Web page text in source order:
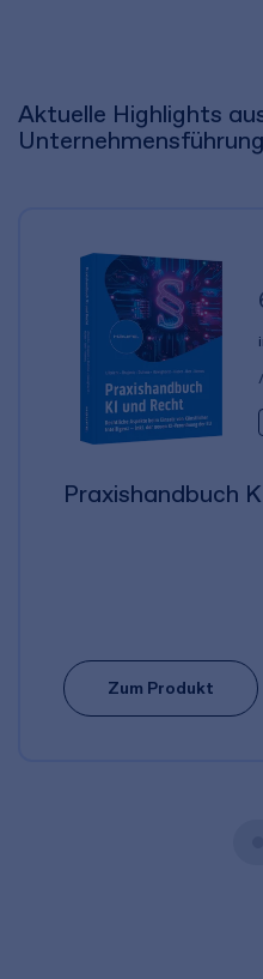
Aktuelle Highlights
Unternehmensführung
Praxishandbuch
Zum Produkt